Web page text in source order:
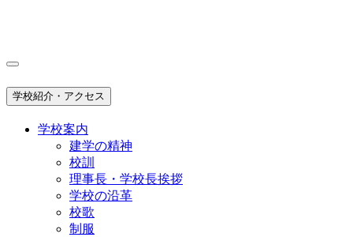
学校紹介・アクセス
学校案内
建学の精神
校訓
理事長・学校長挨拶
学校の沿革
校歌
制服